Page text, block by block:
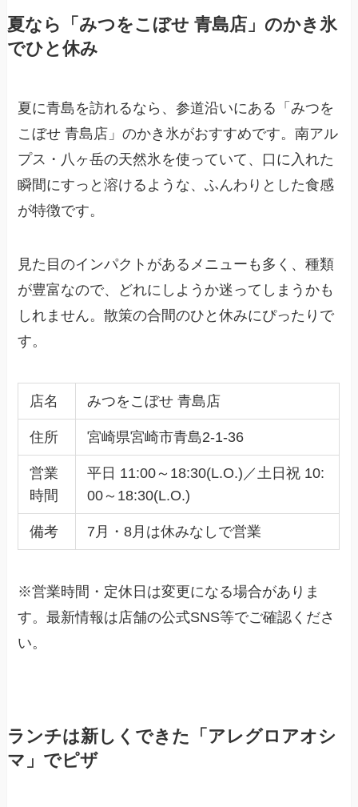
夏なら「みつをこぼせ 青島店」のかき氷
でひと休み
夏に青島を訪れるなら、参道沿いにある「みつを
こぼせ 青島店」のかき氷がおすすめです。南アル
プス・八ヶ岳の天然氷を使っていて、口に入れた
瞬間にすっと溶けるような、ふんわりとした食感
が特徴です。
見た目のインパクトがあるメニューも多く、種類
が豊富なので、どれにしようか迷ってしまうかも
しれません。散策の合間のひと休みにぴったりで
す。
店名 みつをこぼせ 青島店
住所 宮崎県宮崎市青島2-1-36
営業
時間
平日 11:00～18:30(L.O.)／土日祝 10:
00～18:30(L.O.)
備考 7月・8月は休みなしで営業
※営業時間・定休日は変更になる場合がありま
す。最新情報は店舗の公式SNS等でご確認くださ
い。
ランチは新しくできた「アレグロアオシ
マ」でピザ